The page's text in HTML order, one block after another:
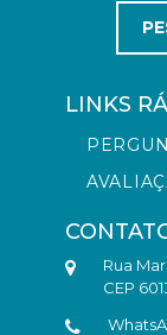
LINKS
Rua
CEP